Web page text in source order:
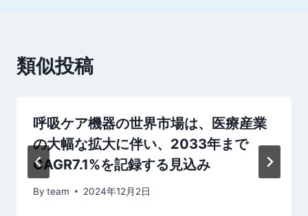
シ
ョ
類似投稿
呼吸ケア機器の世界市場は、医療産業
の大幅な拡大に伴い、2033年まで
CAGR7.1%を記録する見込み
By team 2024年12月2日